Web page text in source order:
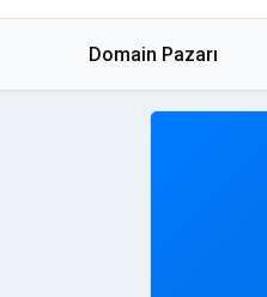
Domain Pazarı